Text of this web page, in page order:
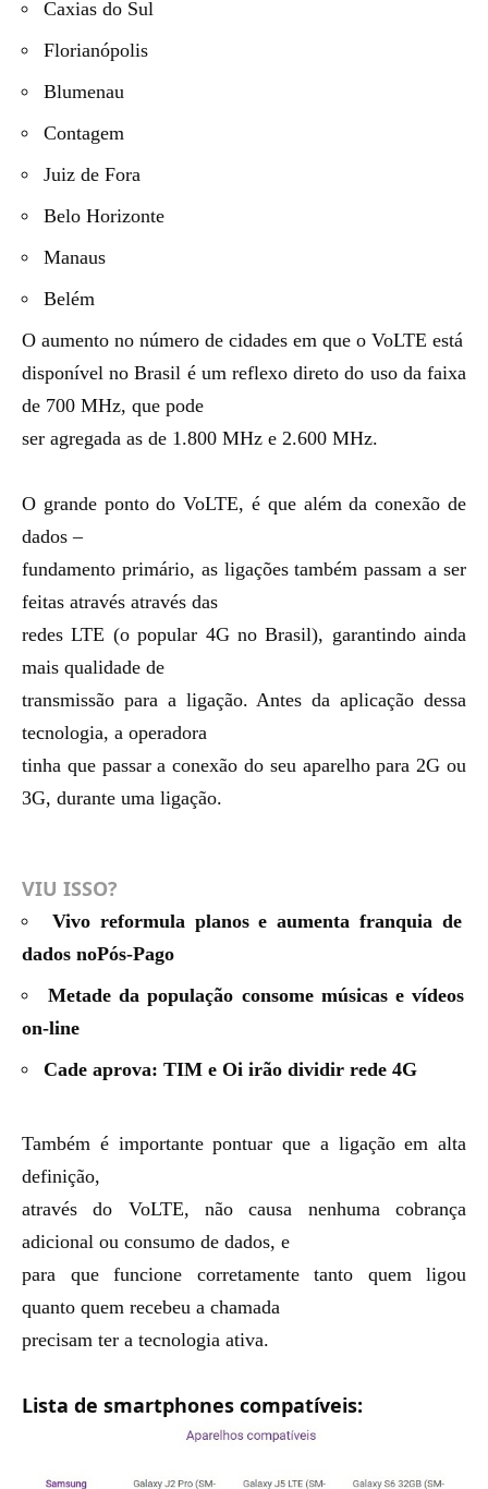
Caxias do Sul
Florianópolis
Blumenau
Contagem
Juiz de Fora
Belo Horizonte
Manaus
Belém
O aumento no número de cidades em que o VoLTE está
disponível no Brasil é um reflexo direto do uso da faixa
de 700 MHz, que pode
ser agregada as de 1.800 MHz e 2.600 MHz.
O grande ponto do VoLTE, é que além da conexão de
dados –
fundamento primário, as ligações também passam a ser
feitas através através das
redes LTE (o popular 4G no Brasil), garantindo ainda
mais qualidade de
transmissão para a ligação. Antes da aplicação dessa
tecnologia, a operadora
tinha que passar a conexão do seu aparelho para 2G ou
3G, durante uma ligação.
VIU ISSO?
Vivo reformula planos e aumenta franquia de
dados noPós-Pago
Metade da população consome músicas e vídeos
on-line
Cade aprova: TIM e Oi irão dividir rede 4G
Também é importante pontuar que a ligação em alta
definição,
através do VoLTE, não causa nenhuma cobrança
adicional ou consumo de dados, e
para que funcione corretamente tanto quem ligou
quanto quem recebeu a chamada
precisam ter a tecnologia ativa.
Lista de smartphones compatíveis: